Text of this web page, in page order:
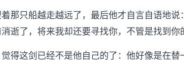
那只船越走越远了，最后他才自言自语地说
逝了，将来我却还要寻找你，不管是找到你
得这剑已经不是他自己的了：他好像是在替